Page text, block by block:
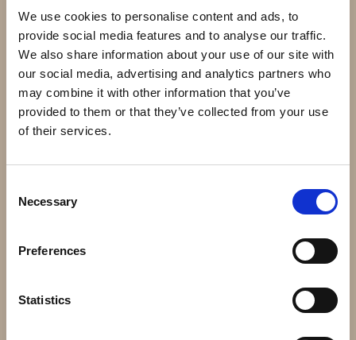
We use cookies to personalise content and ads, to
provide social media features and to analyse our traffic.
We also share information about your use of our site with
our social media, advertising and analytics partners who
may combine it with other information that you’ve
provided to them or that they’ve collected from your use
of their services.
Selection
Necessary
Preferences
Statistics
Direktlänk:
Högerklicka och kopiera adressen
Andra har även köpt
40.060.01 - 82x40m ∅16mm